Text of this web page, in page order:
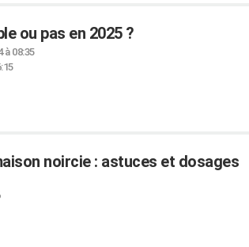
ou pas en 2025 ?
à 08:35
noircie : astuces et dosages